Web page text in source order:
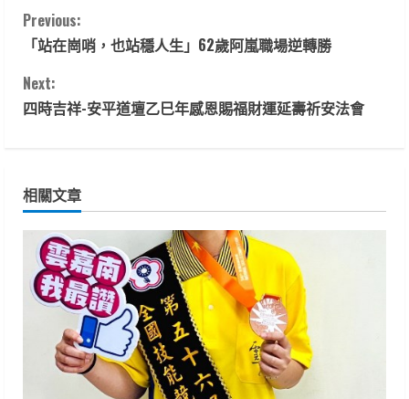
C
n
i
n
e
Previous:
「站在崗哨，也站穩人生」62歲阿嵐職場逆轉勝
Next:
四時吉祥-安平道壇乙巳年感恩賜福財運延壽祈安法會
相關文章